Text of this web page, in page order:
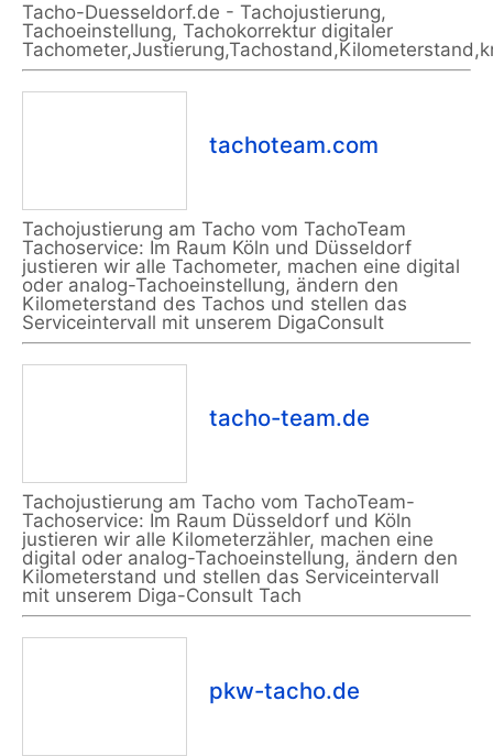
Tacho-Duesseldorf.de - Tachojustierung,
Tachoeinstellung, Tachokorrektur digitaler
tachoteam.com
Tachojustierung am Tacho vom TachoTeam
Tachoservice: Im Raum Köln und Düsseldorf
justieren wir alle Tachometer, machen eine digital
oder analog-Tachoeinstellung, ändern den
Kilometerstand des Tachos und stellen das
Serviceintervall mit unserem DigaConsult
tacho-team.de
Tachojustierung am Tacho vom TachoTeam-
Tachoservice: Im Raum Düsseldorf und Köln
justieren wir alle Kilometerzähler, machen eine
digital oder analog-Tachoeinstellung, ändern den
Kilometerstand und stellen das Serviceintervall
mit unserem Diga-Consult Tach
pkw-tacho.de